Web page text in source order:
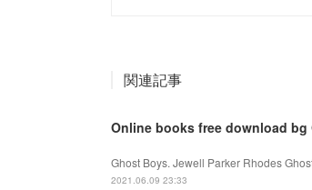
関連記事
Online books free download
Ghost Boys. Jewell Parker Rhodes
2021.06.09 23:33